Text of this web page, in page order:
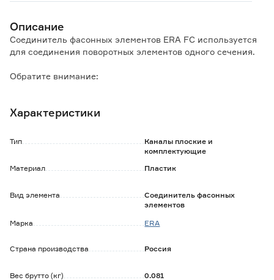
Описание
Соединитель фасонных элементов ERA FC используется
для соединения поворотных элементов одного сечения.
Обратите внимание:
Характеристики
Тип
Каналы плоские и
комплектующие
Материал
Пластик
Вид элемента
Соединитель фасонных
элементов
Марка
ERA
Страна производства Россия
Вес брутто (кг) 0.081